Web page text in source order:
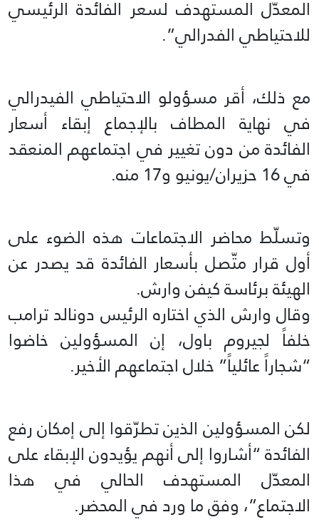
المعدّل المستهدف لسعر الفائدة الرئيسي
للاحتياطي الفدرالي”.
مع ذلك، أقر مسؤولو الاحتياطي الفيدرالي
في نهاية المطاف بالإجماع إبقاء أسعار
الفائدة من دون تغيير في اجتماعهم المنعقد
في 16 حزيران/يونيو و17 منه.
وتسلّط محاضر الاجتماعات هذه الضوء على
أول قرار متّصل بأسعار الفائدة قد يصدر عن
الهيئة برئاسة كيفن وارش.
وقال وارش الذي اختاره الرئيس دونالد ترامب
خلفاً لجيروم باول، إن المسؤولين خاضوا
“شجاراً عائلياً” خلال اجتماعهم الأخير.
لكن المسؤولين الذين تطرّقوا إلى إمكان رفع
الفائدة “أشاروا إلى أنهم يؤيدون الإبقاء على
المعدّل المستهدف الحالي في هذا
الاجتماع”، وفق ما ورد في المحضر.